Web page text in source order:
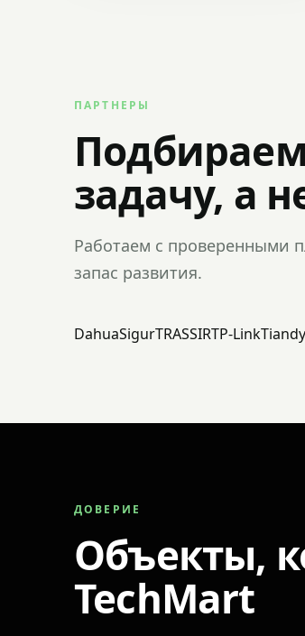
ПАРТНЕРЫ
задачу, а
Работаем с проверенными
запас развития.
DahuaSigurTRASSIRTP-LinkTiandy
ДОВЕРИЕ
Объекты,
TechMart